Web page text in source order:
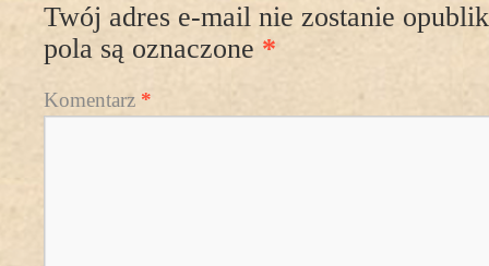
Twój adres e-mail nie zostanie
pola są oznaczone *
Komentarz *